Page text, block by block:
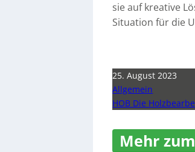
sie auf kreative
Situation für die
25. August 2023
Allgemein
HOB Die
Mehr